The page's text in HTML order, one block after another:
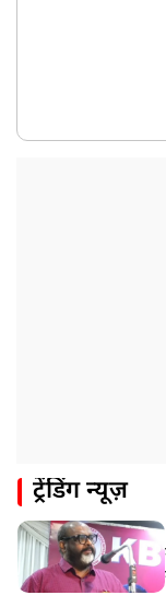
ट्रेंडिंग न्यूज़